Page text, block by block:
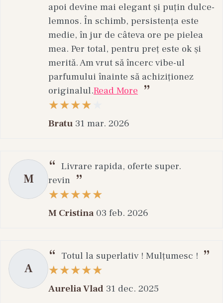
apoi devine mai elegant și puțin dulce-
lemnos. În schimb, persistența este
medie, în jur de câteva ore pe pielea
mea. Per total, pentru preț este ok și
merită. Am vrut să încerc vibe-ul
parfumului înainte să achiziționez
originalul.Read More
Bratu 31 mar. 2026
M
Livrare rapida, oferte super.
revin
M Cristina 03 feb. 2026
A
Totul la superlativ ! Mulțumesc !
Aurelia Vlad 31 dec. 2025